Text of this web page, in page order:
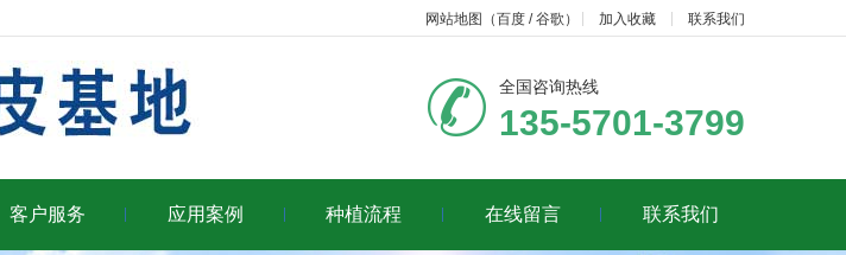
网站地图 （百度 /谷歌 ） 加入收藏 联系我们
全国咨询热线
135-5701-3799
客户服务 应用案例 种植流程 在线留言 联系我们